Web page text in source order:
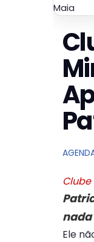
Maia
nada
Ele